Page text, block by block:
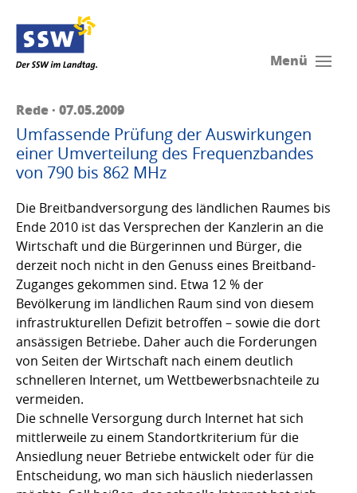
Menü
Rede · 07.05.2009
Umfassende Prüfung der Auswirkungen
einer Umverteilung des Frequenzbandes
von 790 bis 862 MHz
Die Breitbandversorgung des ländlichen Raumes bis
Ende 2010 ist das Versprechen der Kanzlerin an die
Wirtschaft und die Bürgerinnen und Bürger, die
derzeit noch nicht in den Genuss eines Breitband-
Zuganges gekommen sind. Etwa 12 % der
Bevölkerung im ländlichen Raum sind von diesem
infrastrukturellen Defizit betroffen – sowie die dort
ansässigen Betriebe. Daher auch die Forderungen
von Seiten der Wirtschaft nach einem deutlich
schnelleren Internet, um Wettbewerbsnachteile zu
vermeiden.
Die schnelle Versorgung durch Internet hat sich
mittlerweile zu einem Standortkriterium für die
Ansiedlung neuer Betriebe entwickelt oder für die
Entscheidung, wo man sich häuslich niederlassen